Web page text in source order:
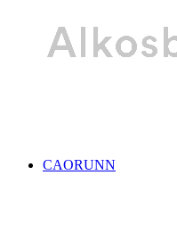
CAORUNN